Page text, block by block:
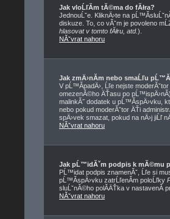
Jak vloĹľĂ­m tĂ©ma do fĂłra?
JednouĹˇe. KliknÄ›te na
diskuze. To, co vĂˇm je povoleno
hlasovat v tomto fĂłru, atd.).
NĂˇvrat nahoru
Jak zmÄ›nĂ­m nebo smaĹľu
V pĹ™Ă­padÄ›, Ĺľe nejste
omezenĂ©ho ÄŤasu po
malinkĂ˝ dodatek u pĹ™Ă­spÄ›vku,
nebo pokud moderĂˇtor ÄŤi
spÄ›vek smazat, pokud na nÄ›j jiĹľ
NĂˇvrat nahoru
Jak pĹ™idĂˇm podpis k mĂ©mu
PĹ™idat podpis znamenĂˇ, Ĺľe si
pĹ™Ă­spÄ›vku zatrĹľenĂ­m poloĹľky
sluĹˇnĂ©ho polĂ­ÄŤka v nastavenĂ­
NĂˇvrat nahoru